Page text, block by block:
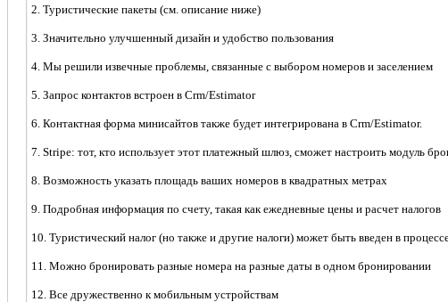
2. Туристические пакеты (см. описание ниже)
3. Значительно улучшенный дизайн и удобство пользования
4. Мы решили извечные проблемы, связанные с выбором номеров и заселением
5. Запрос контактов встроен в Crm/Estimator
6. Контактная форма минисайтов также будет интегрирована в Crm/Estimator.
7. Stripe: тот, кто использует этот платежный шлюз, сможет настроить модуль
8. Возможность указать площадь ваших номеров в квадратных метрах
9. Подробная информация по счету, такая как ежедневные цены и расчет налогов
10. Туристический налог (но также и другие налоги) может быть введен в
11. Можно бронировать разные номера на разные даты в одном бронировании
12. Все дружественно к мобильным устройствам